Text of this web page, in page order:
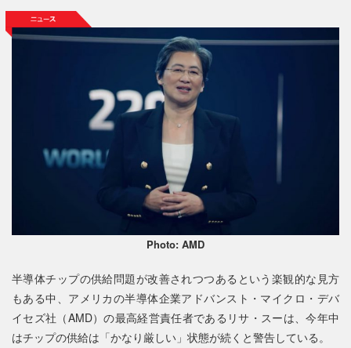
o
Photo: AMD
半導体チップの供給問題が改善されつつあるという楽観的な見方
もある中、アメリカの半導体企業アドバンスト・マイクロ・デバ
イセズ社（AMD）の最高経営責任者であるリサ・スーは、今年中
はチップの供給は「かなり厳しい」状態が続くと警告している。